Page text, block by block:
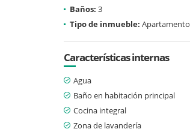
Baños: 3
Tipo de inmueble: Apartamento
Características internas
Agua
Baño en habitación principal
Cocina integral
Zona de lavandería